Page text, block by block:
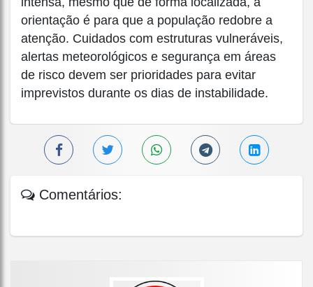
orientação é para que a população redobre a
atenção. Cuidados com estruturas vulneráveis,
alertas meteorológicos e segurança em áreas
de risco devem ser prioridades para evitar
imprevistos durante os dias de instabilidade.
Comentários: